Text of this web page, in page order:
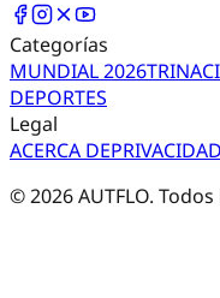
Categorías
MUNDIAL 2026TRI
DEPORTES
Legal
ACERCA DEPRIVACIDAD
©2026AUTFLO.